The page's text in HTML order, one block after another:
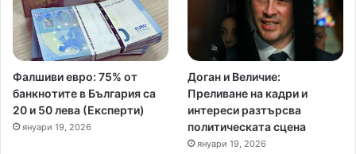
Фалшиви евро: 75% от
банкнотите в България са
20 и 50 лева (Експерти)
януари 19, 2026
Доган и Величие:
Преливане на кадри и
интереси разтърсва
политическата сцена
януари 19, 2026